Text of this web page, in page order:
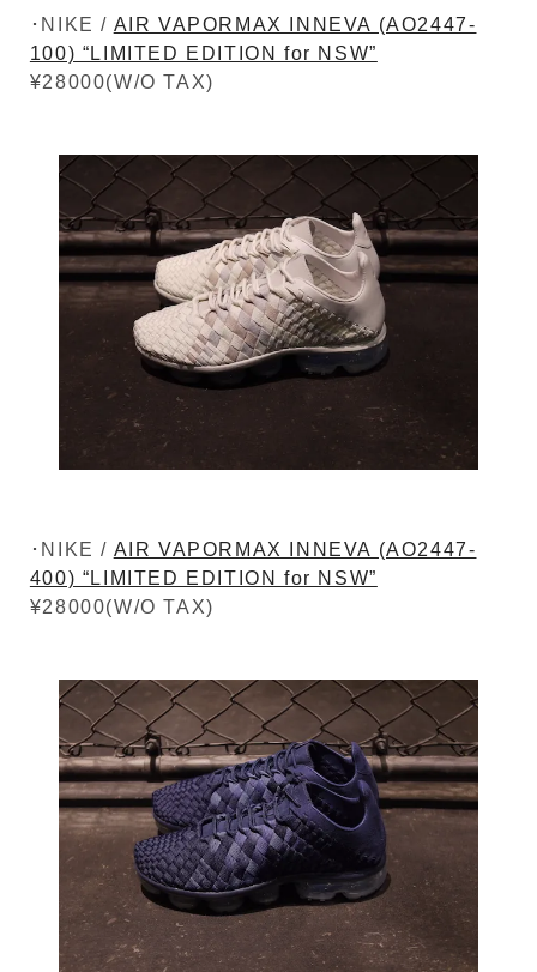
･NIKE / AIR VAPORMAX INNEVA (AO2447-
100) “LIMITED EDITION for NSW”
¥28000(W/O TAX)
･NIKE / AIR VAPORMAX INNEVA (AO2447-
400) “LIMITED EDITION for NSW”
¥28000(W/O TAX)